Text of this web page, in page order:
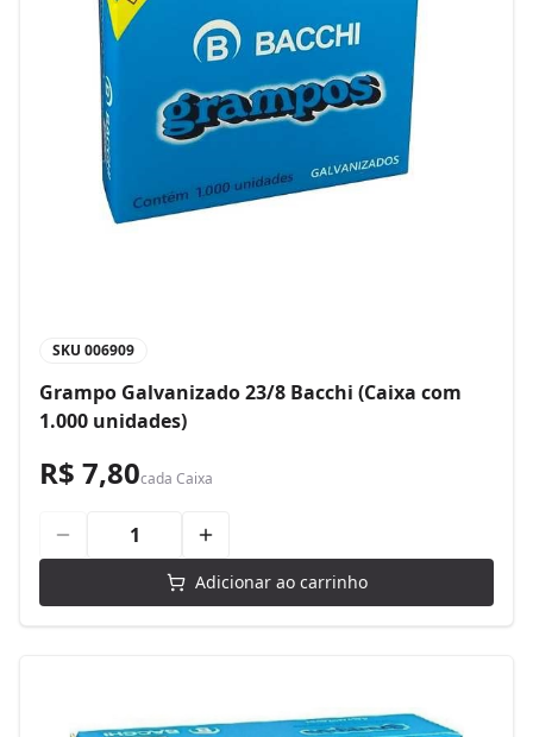
SKU 006909
Grampo Galvanizado 23/8 Bacchi (Caixa com
1.000 unidades)
R$ 7,80cada Caixa
Adicionar ao carrinho